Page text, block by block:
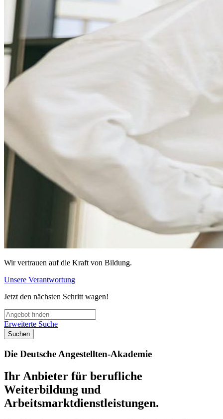
Wir vertrauen auf die Kraft von Bildung.
Unsere Verantwortung
Jetzt den nächsten Schritt wagen!
Erweiterte Suche
Suchen
Die Deutsche Angestellten-Akademie
Ihr Anbieter für berufliche
Weiterbildung und
Arbeitsmarktdienstleistungen.